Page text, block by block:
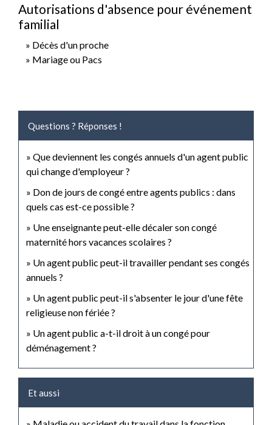
Autorisations d'absence pour événement
familial
Décès d'un proche
Mariage ou Pacs
Questions ? Réponses !
Que deviennent les congés annuels d'un agent public
qui change d'employeur ?
Don de jours de congé entre agents publics : dans
quels cas est-ce possible ?
Une enseignante peut-elle décaler son congé
maternité hors vacances scolaires ?
Un agent public peut-il travailler pendant ses congés
annuels ?
Un agent public peut-il s'absenter le jour d'une fête
religieuse non fériée ?
Un agent public a-t-il droit à un congé pour
déménagement ?
Et aussi